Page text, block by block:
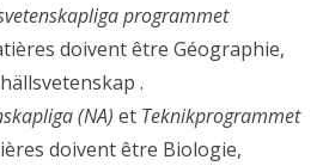
programmet
doivent être Géographie,
.
(NA) et Teknikprogrammet
doivent être Biologie,